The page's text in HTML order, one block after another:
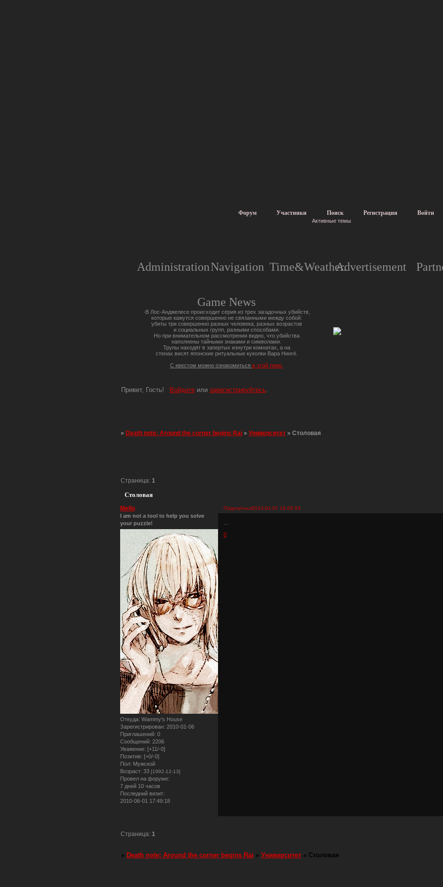
Форум Участники Поиск Регистрация Войти
Активные темы
AdministrationNavigation Time&Weather.Advertisement
Game News
-В Лос-Анджелесе происходит серия из трех загадочных убийств,
которые кажутся совершенно не связанными между собой:
убиты три совершенно разных человека, разных возрастов
и социальных групп, разными способами.
Но при внимательном рассмотрении видно, что убийства
наполнены тайными знаками и символами.
Трупы находят в запертых изнутри комнатах, а на
стенах висят японские ритуальные куколки Вара Нингё.
С квестом можно ознакомиться в этой теме.
Привет, Гость! Войдитеили зарегистрируйтесь.
»Death note: Around the corner begins Rai »Университет »Столовая
Столовая
Страница: 1
Поделиться2010-01-07 16:09:53
Mello
I am not a tool to help you solve
your puzzle!
Откуда: Wammy's House
Зарегистрирован: 2010-01-06
Приглашений: 0
Сообщений: 2206
Уважение: [+11/-0]
Позитив: [+0/-0]
Пол: Мужской
Возраст: 33 [1992-12-13]
Провел на форуме:
7 дней 10 часов
Последний визит:
2010-06-01 17:49:18
0
Страница:1
» Death note: Around the corner begins Rai » Университет » Столовая